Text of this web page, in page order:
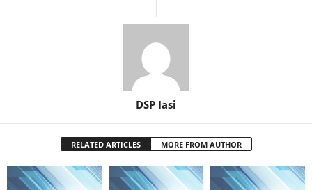
DSP Iasi
RELATED ARTICLES MORE FROM AUTHOR